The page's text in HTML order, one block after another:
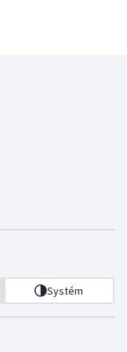
Systém